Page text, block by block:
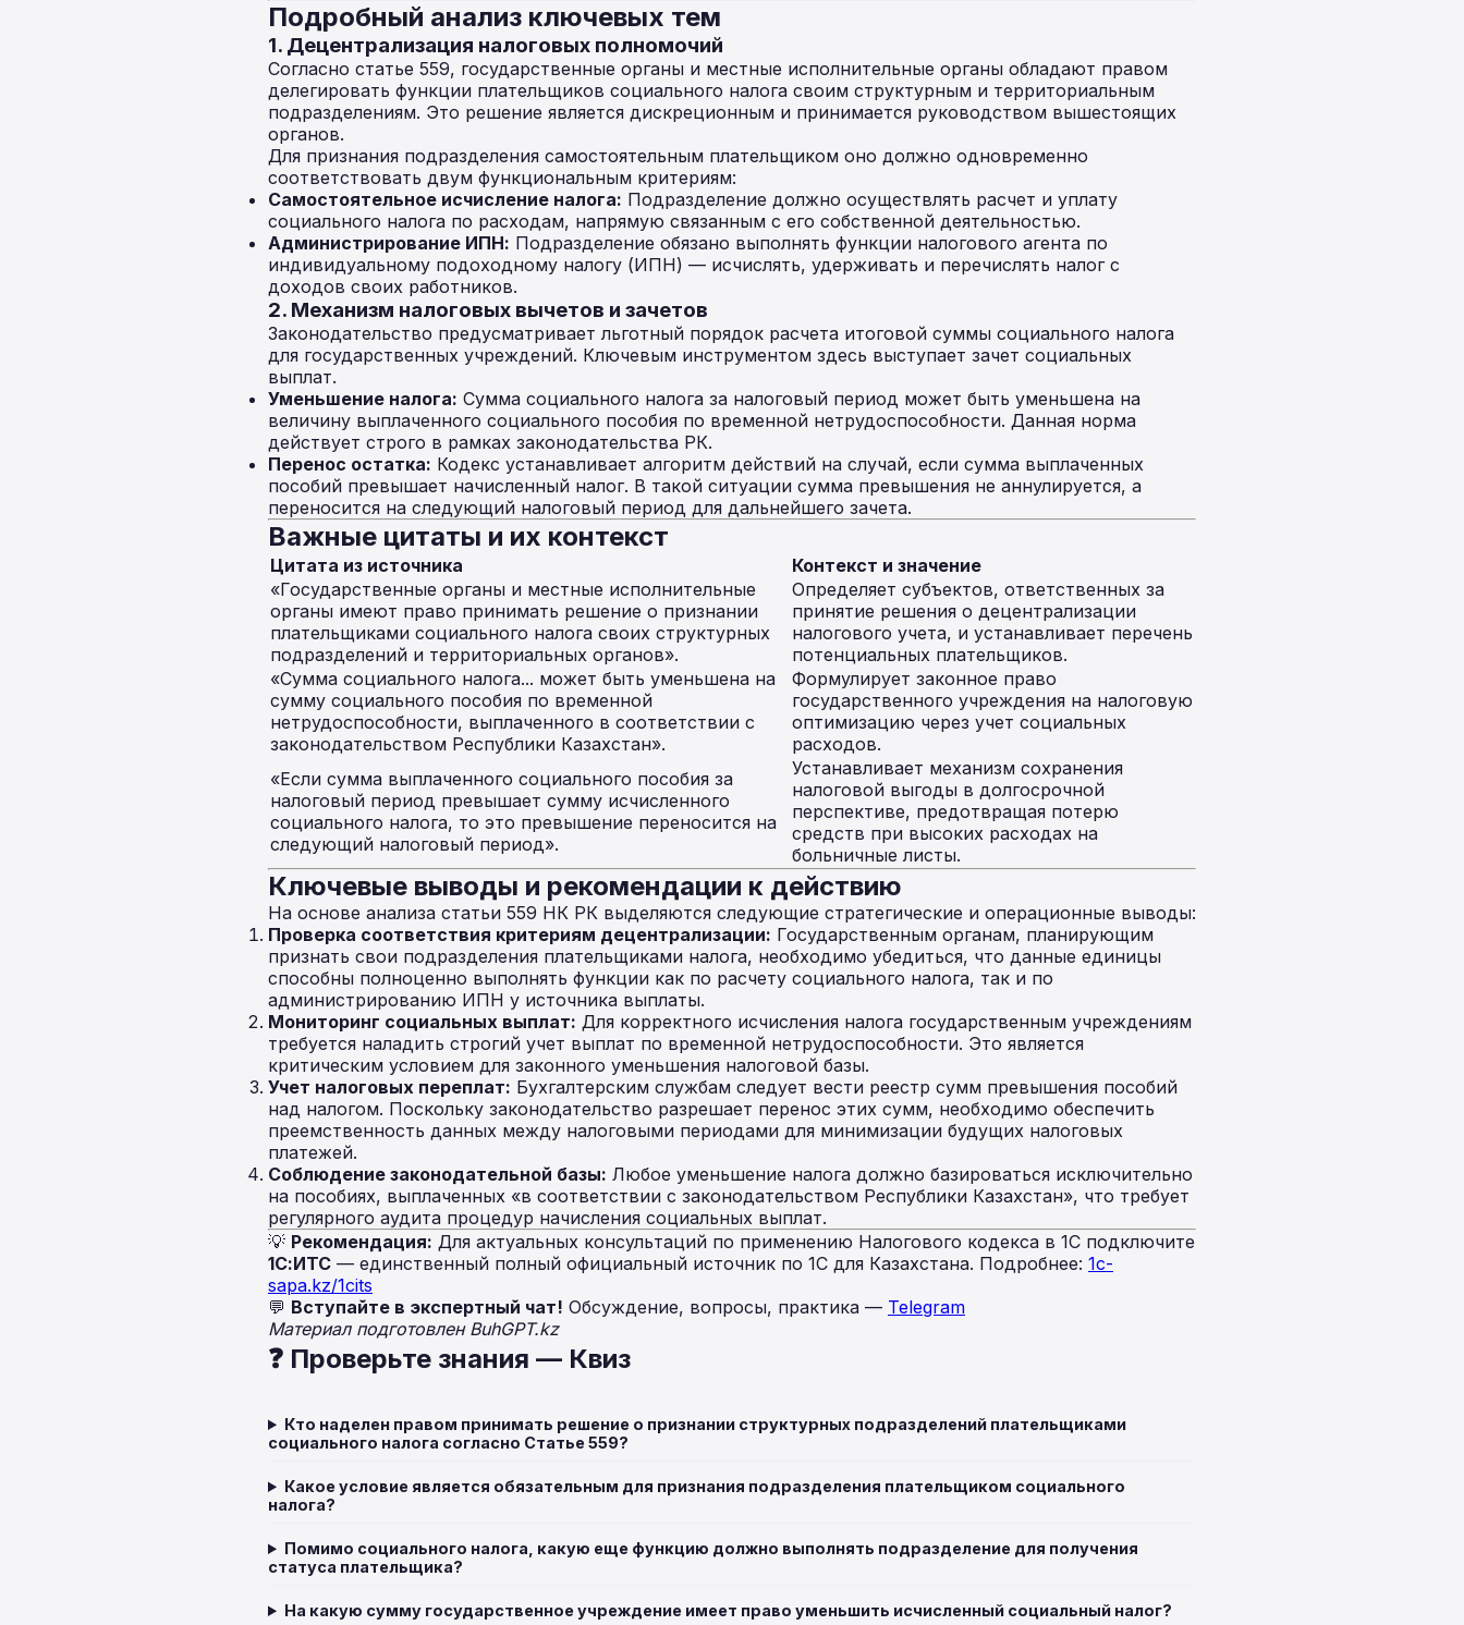
Подробный анализ ключевых тем
1. Децентрализация налоговых полномочий
Согласно статье 559, государственные органы и местные исполнительные органы обладают правом
делегировать функции плательщиков социального налога своим структурным и территориальным
подразделениям. Это решение является дискреционным и принимается руководством вышестоящих
органов.
Для признания подразделения самостоятельным плательщиком оно должно одновременно
соответствовать двум функциональным критериям:
Самостоятельное исчисление налога: Подразделение должно осуществлять расчет и уплату
социального налога по расходам, напрямую связанным с его собственной деятельностью.
Администрирование ИПН: Подразделение обязано выполнять функции налогового агента по
индивидуальному подоходному налогу (ИПН) — исчислять, удерживать и перечислять налог с
доходов своих работников.
2. Механизм налоговых вычетов и зачетов
Законодательство предусматривает льготный порядок расчета итоговой суммы социального налога
для государственных учреждений. Ключевым инструментом здесь выступает зачет социальных
выплат.
Уменьшение налога: Сумма социального налога за налоговый период может быть уменьшена на
величину выплаченного социального пособия по временной нетрудоспособности. Данная норма
действует строго в рамках законодательства РК.
Перенос остатка: Кодекс устанавливает алгоритм действий на случай, если сумма выплаченных
пособий превышает начисленный налог. В такой ситуации сумма превышения не аннулируется, а
переносится на следующий налоговый период для дальнейшего зачета.
Важные цитаты и их контекст
Цитата из источника
Контекст и значение
«Государственные органы и местные исполнительные
органы имеют право принимать решение о признании
плательщиками социального налога своих структурных
подразделений и территориальных органов».
Определяет субъектов, ответственных за
принятие решения о децентрализации
налогового учета, и устанавливает перечень
потенциальных плательщиков.
«Сумма социального налога... может быть уменьшена на
сумму социального пособия по временной
нетрудоспособности, выплаченного в соответствии с
законодательством Республики Казахстан».
Формулирует законное право
государственного учреждения на налоговую
оптимизацию через учет социальных
расходов.
«Если сумма выплаченного социального пособия за
налоговый период превышает сумму исчисленного
социального налога, то это превышение переносится на
следующий налоговый период».
Устанавливает механизм сохранения
налоговой выгоды в долгосрочной
перспективе, предотвращая потерю
средств при высоких расходах на
больничные листы.
Ключевые выводы и рекомендации к действию
На основе анализа статьи 559 НК РК выделяются следующие стратегические и операционные выводы:
Проверка соответствия критериям децентрализации: Государственным органам, планирующим
признать свои подразделения плательщиками налога, необходимо убедиться, что данные единицы
способны полноценно выполнять функции как по расчету социального налога, так и по
администрированию ИПН у источника выплаты.
Мониторинг социальных выплат: Для корректного исчисления налога государственным учреждениям
требуется наладить строгий учет выплат по временной нетрудоспособности. Это является
критическим условием для законного уменьшения налоговой базы.
Учет налоговых переплат: Бухгалтерским службам следует вести реестр сумм превышения пособий
над налогом. Поскольку законодательство разрешает перенос этих сумм, необходимо обеспечить
преемственность данных между налоговыми периодами для минимизации будущих налоговых
платежей.
Соблюдение законодательной базы: Любое уменьшение налога должно базироваться исключительно
на пособиях, выплаченных «в соответствии с законодательством Республики Казахстан», что требует
регулярного аудита процедур начисления социальных выплат.
💡 Рекомендация: Для актуальных консультаций по применению Налогового кодекса в 1С подключите
1С:ИТС — единственный полный официальный источник по 1С для Казахстана. Подробнее: 1c-
sapa.kz/1cits
💬 Вступайте в экспертный чат! Обсуждение, вопросы, практика — Telegram
Материал подготовлен BuhGPT.kz
❓ Проверьте знания — Квиз
Кто наделен правом принимать решение о признании структурных подразделений плательщиками
социального налога согласно Статье 559?
Какое условие является обязательным для признания подразделения плательщиком социального
налога?
Помимо социального налога, какую еще функцию должно выполнять подразделение для получения
статуса плательщика?
На какую сумму государственное учреждение имеет право уменьшить исчисленный социальный налог?